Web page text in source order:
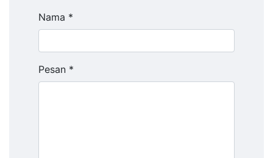
Nama *
Pesan *